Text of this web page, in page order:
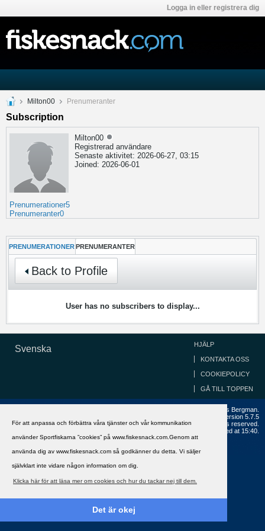
För att anpassa och förbättra våra tjänster och vår kommunikation
använder Sportfiskarna ”cookies” på www.fiskesnack.com.Genom att
använda dig av www.fiskesnack.com så godkänner du detta. Vi säljer
självklart inte vidare någon information om dig.
Klicka här för att läsa mer om cookies och hur du tackar nej till dem.
Det är okej
Logga in eller registrera dig
Milton00 Prenumeranter
Subscription
Milton00
Registrerad användare
Senaste aktivitet: 2026-06-27, 03:15
Joined: 2026-06-01
Prenumerationer5
Prenumeranter0
PRENUMERATIONER PRENUMERANTER
Back to Profile
User has no subscribers to display...
Svenska HJÄLP
KONTAKTA OSS
COOKIEPOLICY
GÅ TILL TOPPEN
Copyright ©2002 - 2021, FiskeSnack.com. Grundad 2002 av Anders Bergman.
Version 5.7.5
Copyright © 2026 MH Sub I, LLC dba vBulletin. All rights reserved.
All times are GMT+1. This page was generated at 15:40.